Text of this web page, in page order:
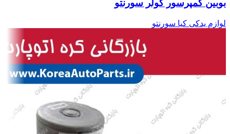
بوبین کمپرسور کولر سورنتو
لوازم یدکی کیا سورنتو